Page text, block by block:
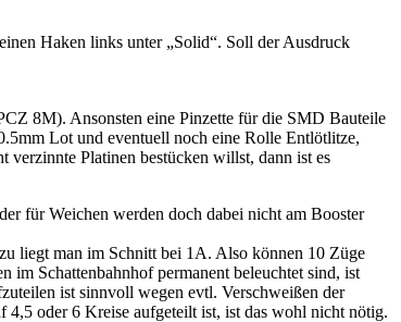
Haken links unter „Solid“. Soll der Ausdruck
8M). Ansonsten eine Pinzette für die SMD Bauteile
Lot und eventuell noch eine Rolle Entlötlitze,
verzinnte Platinen bestücken willst, dann ist es
für Weichen werden doch dabei nicht am Booster
liegt man im Schnitt bei 1A. Also können 10 Züge
im Schattenbahnhof permanent beleuchtet sind, ist
ist sinnvoll wegen evtl. Verschweißen der
4,5 oder 6 Kreise aufgeteilt ist, ist das wohl nicht nötig.